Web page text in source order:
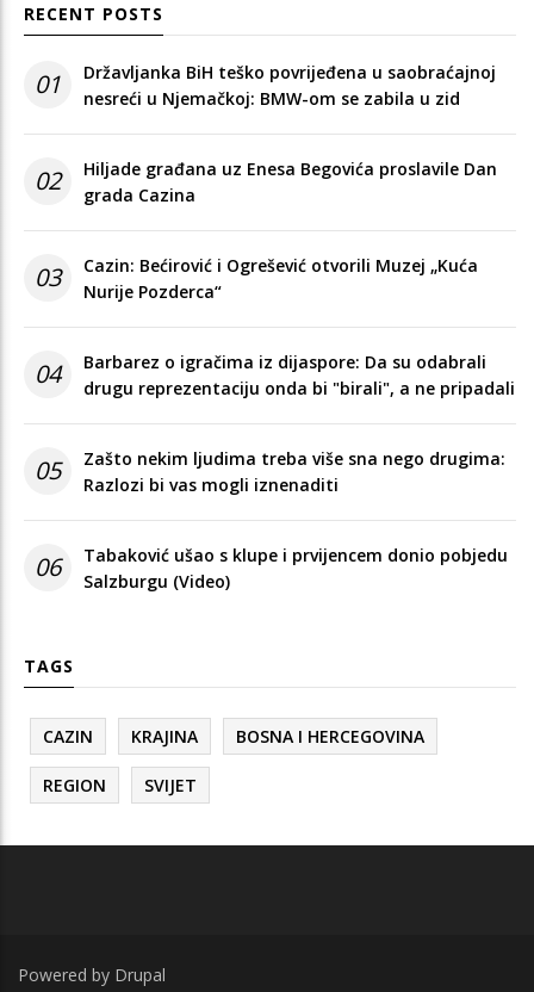
RECENT POSTS
01
Državljanka BiH teško povrijeđena u saobraćajnoj
nesreći u Njemačkoj: BMW-om se zabila u zid
02
Hiljade građana uz Enesa Begovića proslavile Dan
grada Cazina
03
Cazin: Bećirović i Ogrešević otvorili Muzej „Kuća
Nurije Pozderca“
04
Barbarez o igračima iz dijaspore: Da su odabrali
drugu reprezentaciju onda bi "birali", a ne pripadali
05
Zašto nekim ljudima treba više sna nego drugima:
Razlozi bi vas mogli iznenaditi
06
Tabaković ušao s klupe i prvijencem donio pobjedu
Salzburgu (Video)
TAGS
CAZIN KRAJINA BOSNA I HERCEGOVINA
REGION SVIJET
Powered by Drupal